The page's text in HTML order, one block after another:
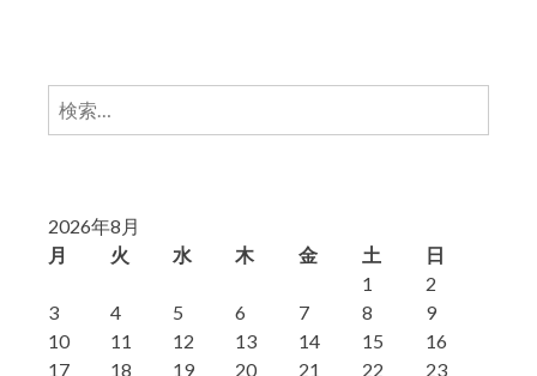
検
2026年8月
月
火 水 木 金 土
日
1
2
3
4 5 6 7 8
9
10
11 12 13 14 15
16
17
18 19 20 21 22 23